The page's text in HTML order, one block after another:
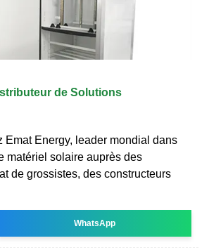
de Solutions
Emat Energy, leader mondial dans
matériel solaire auprès des
de grossistes, des constructeurs
WhatsApp